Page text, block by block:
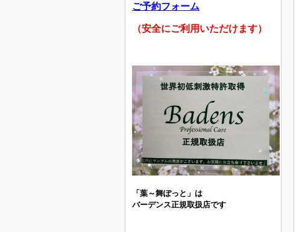
ご予約フォーム
（安全にご利用いただけます）
「葉～舞ぽっと」は
バーデンス正規取扱店です